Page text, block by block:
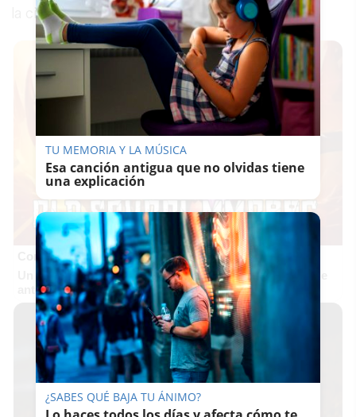
la ciudad y con la ciudadanía.
Corepunk MMORPG
Un verdadero MMORPG de la vieja escuela ¡Cómo los de
antes, pero mejor!
TU MEMORIA Y LA MÚSICA
Esa canción antigua que no olvidas tiene
una explicación
¿SABES QUÉ BAJA TU ÁNIMO?